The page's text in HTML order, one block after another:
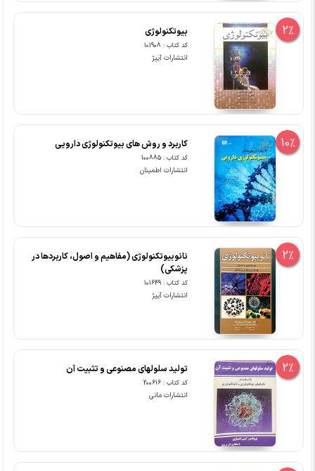
2% بیوتکنولوژی
کد کتاب : 101908
انتشارات آییژ
10% کاربرد و روش های بیوتکنولوژی دارویی
کد کتاب : 100885
انتشارات اطمینان
2%
نانوبیوتکنولوژی (مفاهیم و اصول، کاربردها در
پزشکی)
کد کتاب : 101649
انتشارات آییژ
2% تولید سلولهای مصنوعی و تثبیت آن
کد کتاب : 200616
انتشارات مانی